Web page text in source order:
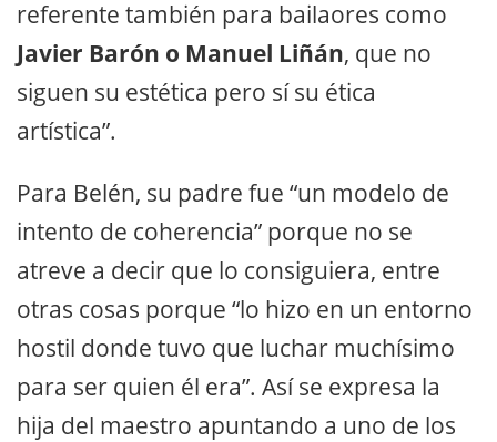
referente también para bailaores como
Javier Barón o Manuel Liñán, que no
siguen su estética pero sí su ética
artística”.
Para Belén, su padre fue “un modelo de
intento de coherencia” porque no se
atreve a decir que lo consiguiera, entre
otras cosas porque “lo hizo en un entorno
hostil donde tuvo que luchar muchísimo
para ser quien él era”. Así se expresa la
hija del maestro apuntando a uno de los